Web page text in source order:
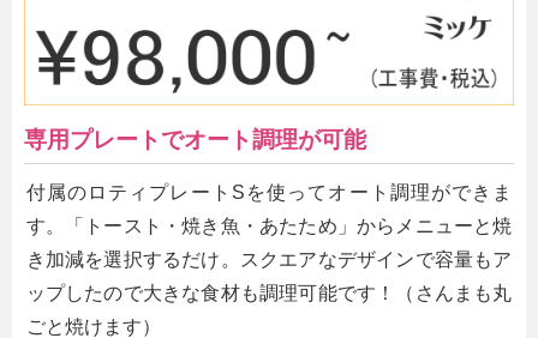
専用プレートでオート調理が可能
付属のロティプレートSを使ってオート調理ができま
す。「トースト・焼き魚・あたため」からメニューと焼
き加減を選択するだけ。スクエアなデザインで容量もア
ップしたので大きな食材も調理可能です！（さんまも丸
ごと焼けます）